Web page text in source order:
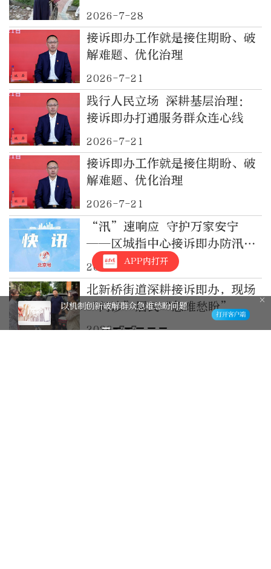
2026-7-28
接诉即办工作就是接住期盼、破
解难题、优化治理
2026-7-21
践行人民立场 深耕基层治理：
接诉即办打通服务群众连心线
2026-7-21
接诉即办工作就是接住期盼、破
解难题、优化治理
2026-7-21
“汛”速响应 守护万家安宁
——区城指中心接诉即办防汛工
作纪实
2026-7-17
北新桥街道深耕接诉即办，现场
“问诊”居民“急难愁盼”
2026-7-7
APP内打开
以机制创新破解群众急难愁盼问题